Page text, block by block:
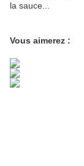
la sauce...
Vous aimerez :